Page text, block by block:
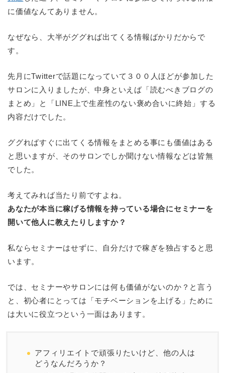
に価値なんてありません。
なぜなら、大半がググれば出てくる情報ばかりだからで
す。
先月にTwitterで話題になっていて３００人ほどが参加した
サロンに入りましたが、中身といえば「読むべきブログの
まとめ」と「LINE上で生産性のない褒め合いに終始」する
内容だけでした。
ググればすぐに出てくる情報をまとめる事にも価値はある
と思いますが、そのサロンでしか聞けない情報などは皆無
でした。
考えてみれば当たり前ですよね。
あなたが本当に稼げる情報を持っている場合にセミナーを
開いて他人に教えたりしますか？
私ならセミナーはせずに、自分だけで稼ぎを独占すると思
います。
では、セミナーやサロンには何も価値がないのか？と言う
と、初心者にとっては「モチベーションを上げる」ために
は大いに役立つという一面はあります。
アフィリエイトで頑張りたいけど、他の人は
どうなんだろうか？